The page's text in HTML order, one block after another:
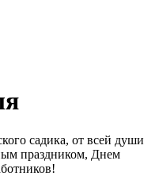
садика, от всей души
праздником, Днем